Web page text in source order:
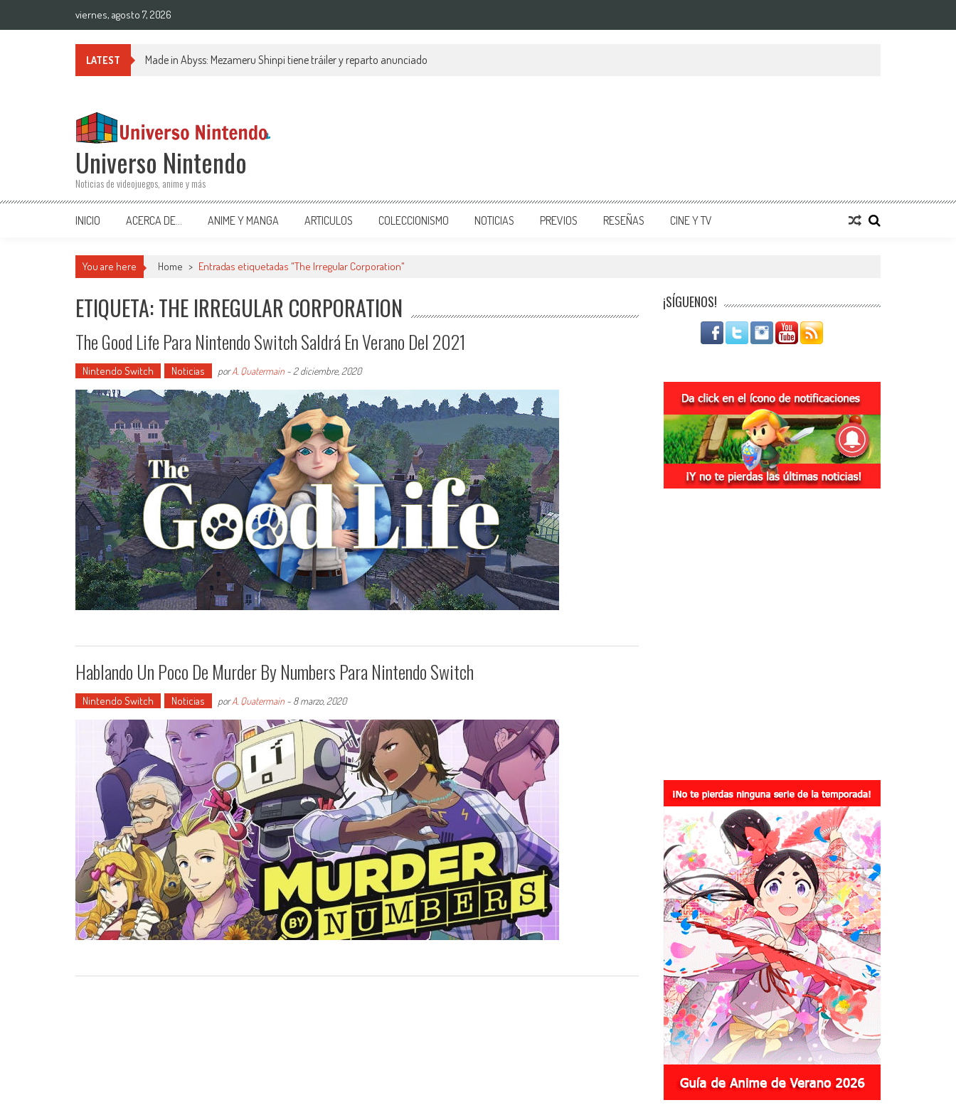
viernes, agosto 7, 2026
LATEST Made in Abyss: Mezameru Shinpi tiene tráiler y reparto anunciado
Universo Nintendo
Noticias de videojuegos, anime y más
INICIO ACERCA DE… ANIME Y MANGA ARTICULOS COLECCIONISMO NOTICIAS PREVIOS RESEÑAS CINE Y TV
You are here Home > Entradas etiquetadas "The Irregular Corporation"
ETIQUETA: THE IRREGULAR CORPORATION
The Good Life Para Nintendo Switch Saldrá En Verano Del 2021
Nintendo Switch Noticias porA. Quatermain - 2 diciembre, 2020
Hablando Un Poco De Murder By Numbers Para Nintendo Switch
Nintendo Switch Noticias porA. Quatermain - 8 marzo, 2020
¡SÍGUENOS!